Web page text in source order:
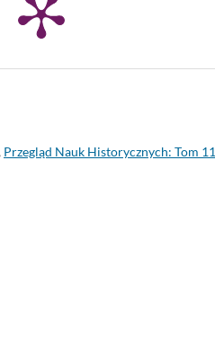
Przegląd Nauk Historycznych: Tom 11